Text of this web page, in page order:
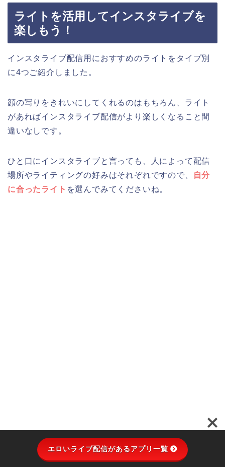
ライトを活用してインスタライブを
楽しもう！
インスタライブ配信用におすすめのライトをタイプ別
に4つご紹介しました。
顔の写りをきれいにしてくれるのはもちろん、ライト
があればインスタライブ配信がより楽しくなること間
違いなしです。
ひと口にインスタライブと言っても、人によって配信
場所やライティングの好みはそれぞれですので、
自分
に合ったライト を選んでみてくださいね。
エロいライブ配信があるアプリ一覧